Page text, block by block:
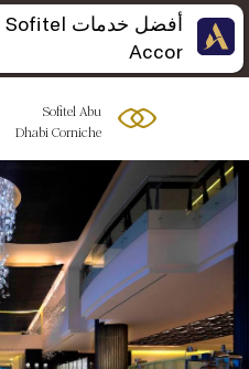
Sofitel Abu
Dhabi Corniche
Accor